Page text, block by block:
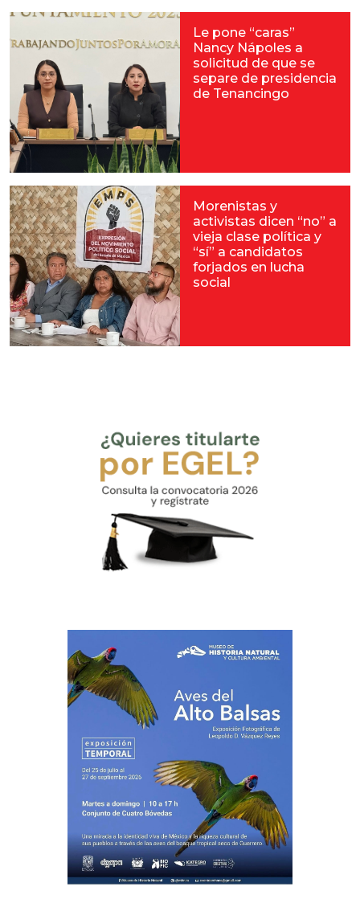
Le pone “caras”
Nancy Nápoles a
solicitud de que se
separe de presidencia
de Tenancingo
Morenistas y
activistas dicen “no” a
vieja clase política y
“sí” a candidatos
forjados en lucha
social